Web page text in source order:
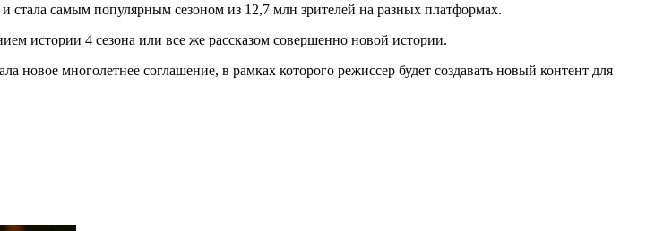
стала самым популярным сезоном из 12,7 млн ​​зрителей на разных платформах.
истории 4 сезона или все же рассказом совершенно новой истории.
новое многолетнее соглашение, в рамках которого режиссер будет создавать новый контент для